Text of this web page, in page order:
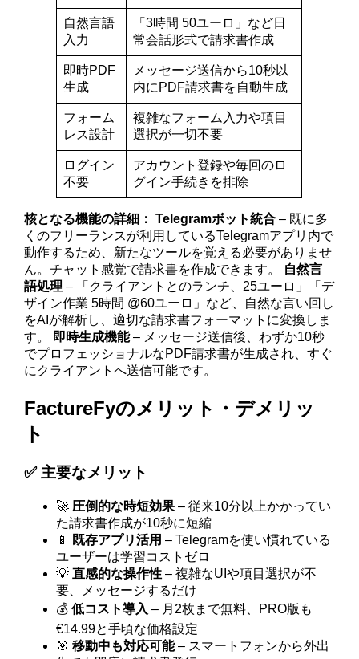
自然言語
入力
「3時間 50ユーロ」など日
常会話形式で請求書作成
即時PDF
生成
メッセージ送信から10秒以
内にPDF請求書を自動生成
フォーム
レス設計
複雑なフォーム入力や項目
選択が一切不要
ログイン
不要
アカウント登録や毎回のロ
グイン手続きを排除
核となる機能の詳細： Telegramボット統合 – 既に多
くのフリーランスが利用しているTelegramアプリ内で
動作するため、新たなツールを覚える必要がありませ
ん。チャット感覚で請求書を作成できます。 自然言
語処理 – 「クライアントとのランチ、25ユーロ」「デ
ザイン作業 5時間 @60ユーロ」など、自然な言い回し
をAIが解析し、適切な請求書フォーマットに変換しま
す。 即時生成機能– メッセージ送信後、わずか10秒
でプロフェッショナルなPDF請求書が生成され、すぐ
にクライアントへ送信可能です。
FactureFyのメリット・デメリッ
ト
✅ 主要なメリット
🚀 圧倒的な時短効果 – 従来10分以上かかってい
た請求書作成が10秒に短縮
📱
既存アプリ活用 – Telegramを使い慣れている
ユーザーは学習コストゼロ
💡直感的な操作性 – 複雑なUIや項目選択が不
要、メッセージするだけ
💰低コスト導入 – 月2枚まで無料、PRO版も
€14.99と手頃な価格設定
🎯移動中も対応可能– スマートフォンから外出